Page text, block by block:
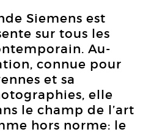
Siemens est
sur tous les
Au-
connue pour
et sa
elle
le champ de l’art
hors norme: le